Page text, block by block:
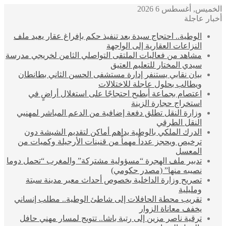
الخميس, أغسطس 6 2026
أخبار عاجلة
الوطية.. احتجاج سيدة بعد تنفيذ حكم بإفراغ عقار يعيد ملف
النزاعات العقارية إلى الواجهة
مشاهد من فعاليات الملتقى التواصلي الثامن لخريجي مدرسة
سيدي المختار للتعليم العتيق
بيان نقابي يستنفر إدارة مستشفى الحسن الثاني بطانطان
ويطالب بحلول عاجلة للاختلالات
اعتصام بجماعة أبطيح احتجاجًا على استغلال أراضٍ في
استخراج حجارة الزينة
وزارة النقل تطلق دفعة إضافية من الدعم المباشر لمهنيي
النقل الطرقي
الدرك الملكي بالوطية يداهم أماكن لتقديم الشيشة دون
ترخيص ويحجز عدداً مهماً من قنينات الأرجيلة وكميات من
المعسل
تدبير ملف الهجرة “مسؤولية مشتركة” والمغرب “تحمل دوما
نصيبه منها” (مصدر حكومي)
تصريح وزارة الداخلية بخصوص أحداث معبر مدينة سبتة
ومليلية
تقريب محطة الحافلات إلى شاطئ الوطية.. مطلب إنساني
يخفف معاناة الزوار
ترقية ناصر مزين إلى رتبة باشا.. تتويج لمسار مهني حافل